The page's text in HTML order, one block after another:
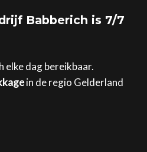
Babberich is 7/7
elke dag bereikbaar.
in de regio Gelderland